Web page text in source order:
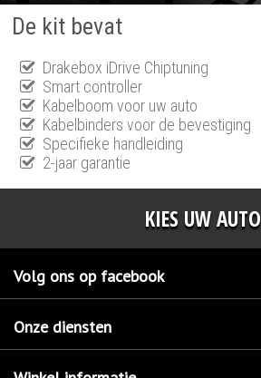
De kit bevat
Drakebox iDrive Chiptuning
Smart controller
Kabelboom voor uw auto
Kabelbinders voor de bevestiging
Specifieke handleiding
2-jaar garantie
KIES UW AUTO
Volg ons op facebook
Onze diensten